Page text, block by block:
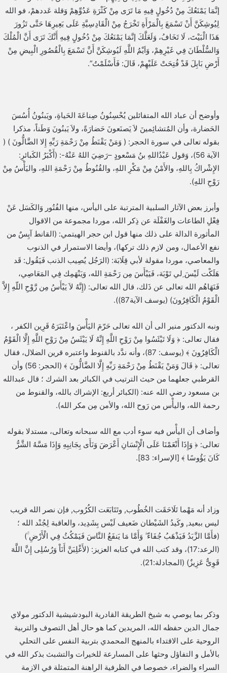
إنَّمَا يَمْنَعُكَ مِنْ دُخُولٍ فِيهِ مَا تَرَى مِنْ كَثْرَةِ عَدُوِّهِمْ وَقلة عَددهمْ، فو الله
لِيُوشِكَنَّ أَنْ تَسْمَعَ بِالْمَرْأَةِ تَخْرَجُ مِنْ الْقَادِسِيَّةِ عَلَى بَعِيرِهَا حَتَّى تَزُورَ
هَذَا الْبَيْتَ، لَا تَخَافُ، وَلَعَلَّكَ إنَّمَا يَمْنَعُكَ مِنْ دُخُولٍ فِيهِ أَنَّكَ تَرَى أَنَّ الْمُلْكَ
وَالسُّلْطَانَ فِي غَيْرِهِمْ، وَاَيْمُ اللَّهِ لَيُوشِكَنَّ أَنَّ تَسْمَعَ بِالْقُصُورِ الْبِيضِ مِنْ
أَرْضِ بَابِلَ قَدْ فُتِحَتْ عَلَيْهِمْ، قَالَ: فَأَسْلَمْتُ”.
وأوضح أن عباد الله المتفائلين يُحْسِنُونُ صِناعَةَ الحَياةِ، ويَبنُونُ أُسُسَ
الحَضارة، وأن المُتشائِمينَ لاَ يَصنَعونَ حَضارَةً، ولاَ يَبنُونَ وَطَناً، مذكرا
بقوله تعالى في سورة الحجر: ( وَمَنْ يَقْنَطُ مِنْ رَحْمَةِ رَبِّهِ إِلا الضَّالُّونَ ) (
الآية 56)، وَقول عَبْدُاللهِ بنُ مَسْعودٍ –رَضِيَ اللهُ عَنْهُ-: (أَكْبَرُ الكَبائرِ:
الإِشْراكُ بِاللهِ، والأَمْنُ مِنْ مَكْرِ اللهِ، والقُنُوطُ مِنْ رَحْمَةِ اللهِ، واليَأْسُ مِنْ
رَوْحِ اللهِ).
وأبرز بعض الآثار السلبية المترتبة على اليأس، منها الفُتُور وَالكَسَل عَنْ
فِعْلِ الطاعات والغَفْلَة عن ذِكر الله، موردا مجموعة من الاقوال
المأثورة الدالة على ذلك منها قول ابن حجر الهيتمي: (القانط آيِسٌ من
نفع الأعمال، ومن لازم ذلك تركها)، وأيضا الاستمرار في الذنوب
والمعاصي، موردا مقولة لأبي قِلَابَة: (الرَجُل يُصِيب الذنب فَيَقُول: قَد
هَلَكْت لَيْسَ ِلي تَوْبَة، فَيَيْأَسَ مِن رَحْمَةِ الله، وَيَنْهَمِك فِي المَعَاصِي،
فَنَهَاهُم الله تعالى عن ذَلك، قال الله تعالى: (إِنَّهُ لاَ يَيْأَسُ مِن رَّوْحِ اللّهِ إِلاَّ
الْقَوْمُ الْكَافِرُونَ) (يوسف الآية87)).
ونبه الدكتور منير الى أن الله تعالى حَرّمَ اليَأْسَ واعْتَبَرَهُ قَرِين الكفر ،
فقال تعالى: ﴿ وَلَا تَيْئَسُوا مِنْ رَوْحِ اللَّهِ إِنَّهُ لَا يَيْئَسُ مِنْ رَوْحِ اللَّهِ إِلَّا الْقَوْمُ
الْكَافِرُونَ ﴾ (يوسف: 87)، وأنه ندَّد بالقنوط واعتبره قرين الضلال، فقال
تعالى: ﴿ قَالَ وَمَنْ يَقْنَطُ مِنْ رَحْمَةِ رَبِّهِ إِلَّا الضَّالُّونَ ﴾ (الحجر: 56) وأن
القرطبي جعلهما من حيث الترتيب في الكبائر بعد الشرك ؛ قال عبدالله
بن مسعود رضي الله عنه: (الكبائر أربع: الإشراك بالله، والقنوط من
رحمة الله، واليأْس من رَوح الله، والأمن مِن مكر الله).
وأضاف أن اليأْس فيه سوء أدب مع الله سبحانه وتعالى، مستدلا بقوله
تعالى: ﴿ وَإِذَا أَنْعَمْنَا عَلَى الْإِنْسَانِ أَعْرَضَ وَنَأَى بِجَانِبِهِ وَإِذَا مَسَّهُ الشَّرُّ
كَانَ يَؤُوسًا ﴾ [الإسراء: 83].
وزاد أنه مَهْما تَلَاحَقَت الخُطُوب, وتَتَابَعَت الكُرُوب, فإن نصر الله قريب
ليس ببعيد, وكَيدُ الشَيْطان ضَعيف لَيْس بِشَدِيد، والعاقبة لِجُنْد الله ؛
(فأَمَّا الزَّبَدُ فَيَذْهَبُ جُفَاءً ۖ وَأَمَّا مَا يَنفَعُ النَّاسَ فَيَمْكُثُ فِي الْأَرْضِ ۚ)
(الرعد:17)، وقد كتب الله في كتابه العزيز: (لأَغْلِبَنَّ أَنَاْ وَرُسُلِى إِنَّ اللَّهَ
قَوِىٌّ عَزِيزٌ) (المجادلة:21).
وذكر بما يوصي به شيخ الطريقة القادرية البودشيشية الدكتور مولاي
جمال الدين حفظه الله، المريدين كما هو حال أهل التصوف والتربية
الروحية على الاقتداء بالمنهج المحمدي بتربية النفس على التحلي
بالأمل و التفاؤل وحثها على المسارعة للخيرات والتشبث بذكر الله في
السراء والضراء، خصوصا في الظرفية الراهنة المتمثلة في الازمة